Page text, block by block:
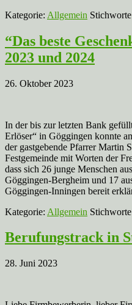
Kategorie: Allgemein
“Das beste
2023 und 2024
26. Oktober 2023
In der bis zur letzten Bank
Erlöser“ in Göggingen konnte
der gastgebende Pfarrer Martin
Festgemeinde mit Worten der
dass sich 26 junge Menschen
Göggingen-Bergheim und 17
Göggingen-Inningen bereit
Kategorie: Allgemein
Berufungstrack in
28. Juni 2023